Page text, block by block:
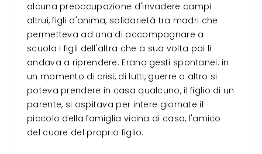
alcuna preoccupazione d'invadere campi
altrui, figli d'anima, solidarietà tra madri che
permetteva ad una di accompagnare a
scuola i figli dell'altra che a sua volta poi li
andava a riprendere. Erano gesti spontanei: in
un momento di crisi, di lutti, guerre o altro si
poteva prendere in casa qualcuno, il figlio di un
parente, si ospitava per intere giornate il
piccolo della famiglia vicina di casa, l'amico
del cuore del proprio figlio.